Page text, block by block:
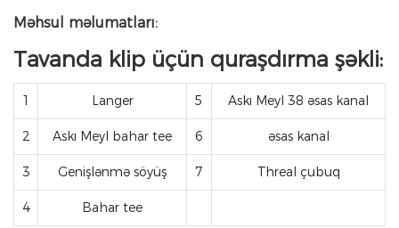
Məhsul məlumatları:
Tavanda klip üçün quraşdırma şəkli:
1 Langer 5 Askı Meyl 38 əsas kanal
2 Askı Meyl bahar tee 6 əsas kanal
3 Genişlənmə söyüş 7 Threal çubuq
4 Bahar tee